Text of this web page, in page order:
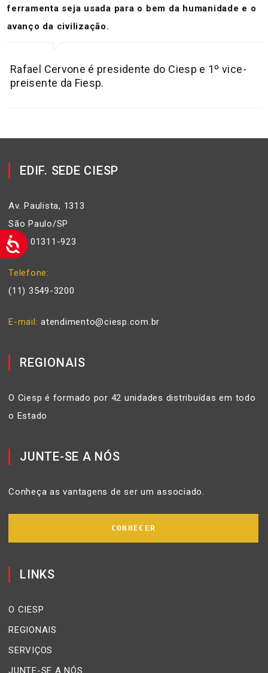
ferramenta seja usada para o bem da humanidade e o
avanço da civilização.
Rafael Cervone é presidente do Ciesp e 1º vice-
preisente da Fiesp.
EDIF. SEDE CIESP
Av. Paulista, 1313
São Paulo/SP
Cep: 01311-923
Telefone
(11) 3549-3200
E-mail atendimento@ciesp.com.br
REGIONAIS
O Ciesp é formado por 42 unidades distribuídas em todo
o Estado
JUNTE-SE A NÓS
Conheça as vantagens de ser um associado.
CONHECER
LINKS
O CIESP
REGIONAIS
SERVIÇOS
JUNTE-SE A NÓS